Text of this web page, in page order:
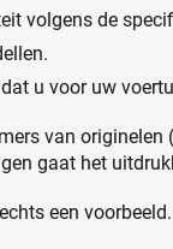
volgens de
u voor uw
van
gaat het
een voorbeeld.